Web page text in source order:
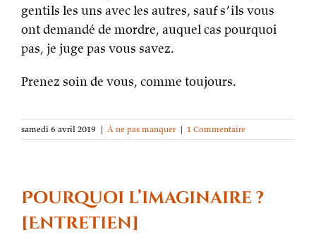
gentils les uns avec les autres, sauf s’ils vous
ont demandé de mordre, auquel cas pourquoi
pas, je juge pas vous savez.
Prenez soin de vous, comme toujours.
samedi 6 avril 2019 | À ne pas manquer | 1 Commentaire
Pourquoi l’imaginaire ?
[Entretien]